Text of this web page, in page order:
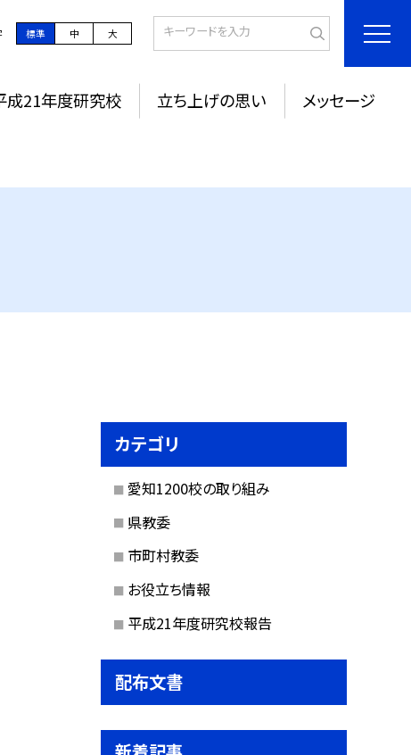
標準 中 大
成21年度研究校 立ち上げの思い メッセージ
カテゴリ
愛知1200校の取り組み
県教委
市町村教委
お役立ち情報
平成21年度研究校報告
配布文書